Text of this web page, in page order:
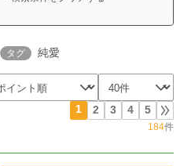
タグ 純愛
1 2 3 4 5
184件